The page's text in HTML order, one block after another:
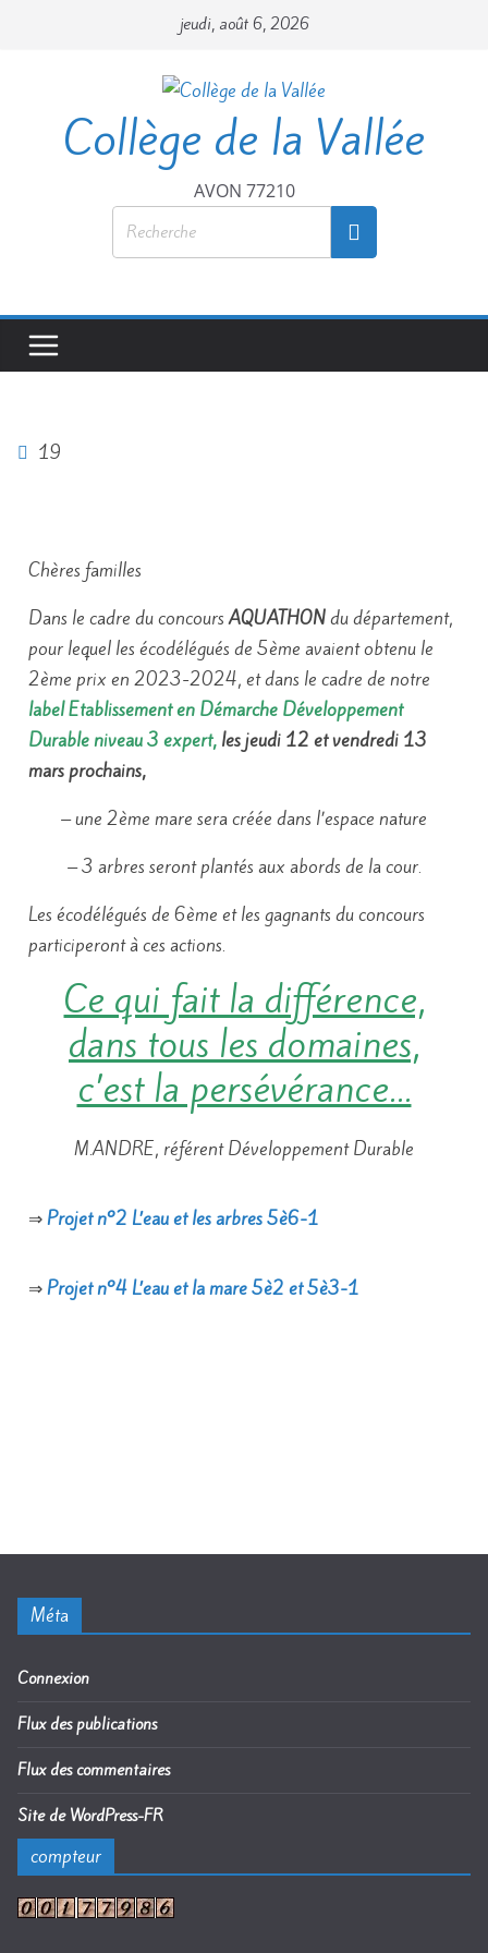
jeudi, août 6, 2026
Collège de la Vallée
AVON 77210
19
Chères familles
Dans le cadre du concoursAQUATHONdu département,
pour lequel les écodélégués de 5ème avaient obtenu le
2ème prix en 2023-2024, et dans le cadre de notre
label Etablissement en Démarche Développement
Durable niveau 3 expert, les jeudi 12 et vendredi 13
mars prochains,
– une 2ème mare sera créée dans l’espace nature
– 3 arbres seront plantés aux abords de la cour.
Les écodélégués de 6ème et les gagnants du concours
participeront à ces actions.
Ce qui fait la différence,
dans tous les domaines,
c’est la persévérance…
M.ANDRE, référent Développement Durable
⇒Projet n°2 L’eau et les arbres 5è6-1
⇒Projet n°4 L’eau et la mare 5è2 et 5è3-1
Méta
Connexion
Flux des publications
Flux des commentaires
Site de WordPress-FR
compteur